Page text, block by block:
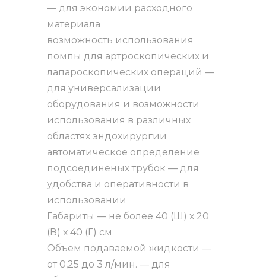
— для экономии расходного
материала
возможность использования
помпы для артроскопических и
лапароскопических операций —
для универсализации
оборудования и возможности
использования в различных
областях эндохирургии
автоматическое определение
подсоединеных трубок — для
удобства и оперативности в
использовании
Габариты — не более 40 (Ш) х 20
(В) х 40 (Г) см
Объем подаваемой жидкости —
от 0,25 до 3 л/мин. — для